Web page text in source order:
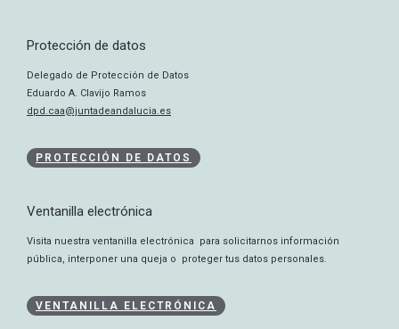
Protección de datos
Delegado de Protección de Datos
Eduardo A. Clavijo Ramos
dpd.caa@juntadeandalucia.es
PROTECCIÓN DE DATOS
Ventanilla electrónica
Visita nuestra ventanilla electrónica para solicitarnos información
pública, interponer una queja o proteger tus datos personales.
VENTANILLA ELECTRÓNICA